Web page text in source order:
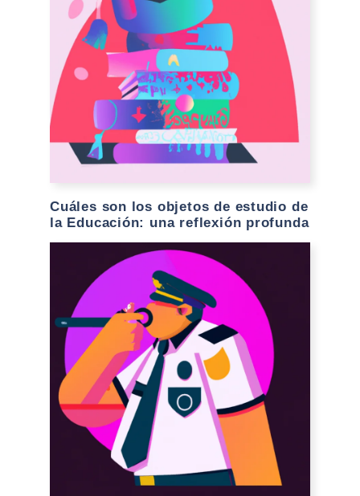
Cuáles son los objetos de estudio de
la Educación: una reflexión profunda